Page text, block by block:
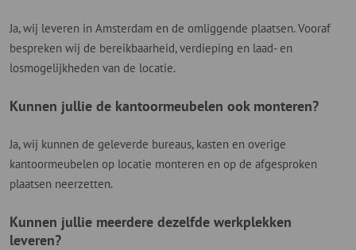
Ja, wij leveren in Amsterdam en de omliggende plaatsen. Vooraf
bespreken wij de bereikbaarheid, verdieping en laad- en
losmogelijkheden van de locatie.
Kunnen jullie de kantoormeubelen ook monteren?
Ja, wij kunnen de geleverde bureaus, kasten en overige
kantoormeubelen op locatie monteren en op de afgesproken
plaatsen neerzetten.
Kunnen jullie meerdere dezelfde werkplekken
leveren?